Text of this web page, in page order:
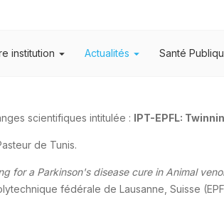
institution Actualités Santé
scientifiques intitulée : IPT-EPFL:
de Tunis.
for a Parkinson's disease cure in Animal
fédérale de Lausanne, Suisse